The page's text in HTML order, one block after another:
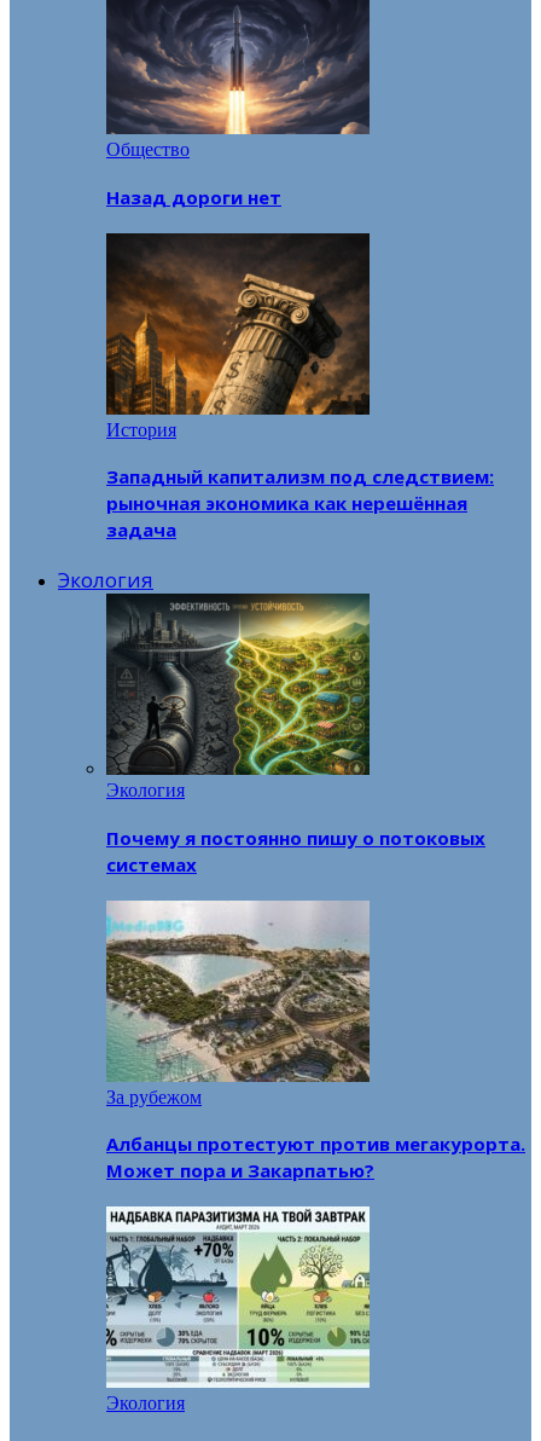
Общество
Назад дороги нет
История
Западный капитализм под следствием:
рыночная экономика как нерешённая
задача
Экология
Экология
Почему я постоянно пишу о потоковых
системах
За рубежом
Албанцы протестуют против мегакурорта.
Может пора и Закарпатью?
Экология